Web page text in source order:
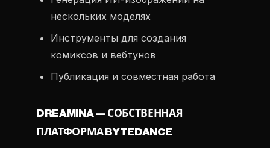
нескольких моделях
Инструменты для создания
комиксов и вебтунов
Публикация и совместная работа
DREAMINA — СОБСТВЕННАЯ
ПЛАТФОРМА BYTEDANCE